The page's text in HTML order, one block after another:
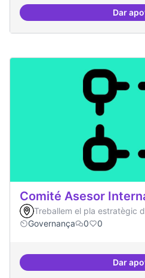
Dar
Comité Asesor
Treballem el pla estratègic
Governança
0 0
Dar